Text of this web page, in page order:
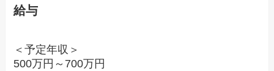
給与
＜予定年収＞
500万円～700万円